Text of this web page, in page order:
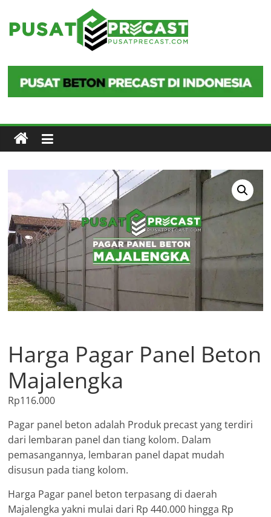
content
Pusat
Precast
Precast
di
Harga Pagar Panel Beton
Majalengka
Rp116.000
Pagar panel beton adalah Produk precast yang terdiri
dari lembaran panel dan tiang kolom. Dalam
pemasangannya, lembaran panel dapat mudah
disusun pada tiang kolom.
Harga Pagar panel beton terpasang di daerah
Majalengka yakni mulai dari Rp 440.000 hingga Rp